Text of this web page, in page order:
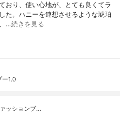
おり、使い心地が、とても良くてラ
た。ハニーを連想させるような琥珀
…続きを見る
1.0
ッションブ…